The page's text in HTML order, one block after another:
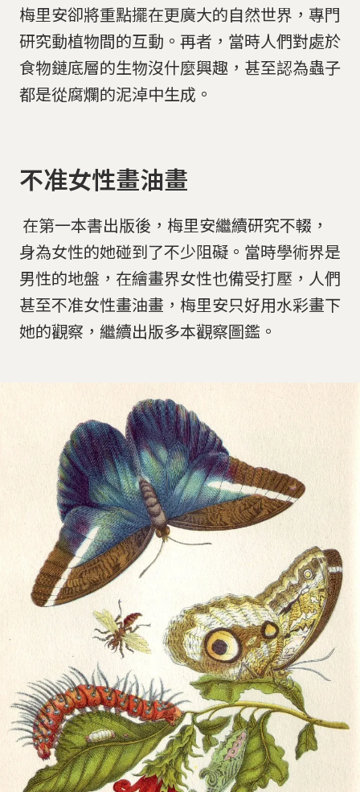
梅里安卻將重點擺在更廣大的自然世界，專門
研究動植物間的互動。再者，當時人們對處於
食物鏈底層的生物沒什麼興趣，甚至認為蟲子
都是從腐爛的泥淖中生成。
​​​​​​​不准女性畫油畫
​​​​​​​ 在第一本書出版後，梅里安繼續研究不輟，
身為女性的她碰到了不少阻礙。當時學術界是
男性的地盤，在繪畫界女性也備受打壓，人們
甚至不准女性畫油畫，梅里安只好用水彩畫下
她的觀察，繼續出版多本觀察圖鑑。